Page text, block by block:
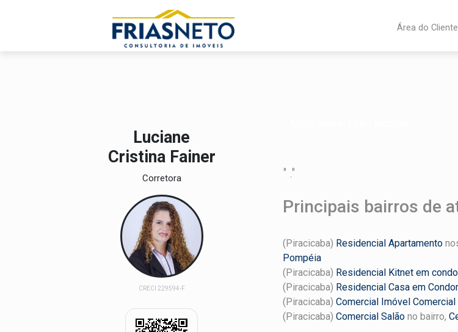
Área do Cliente
Luciane
Cristina Fainer
Corretora
CRECI 229594-F
" ."
Principais bairros de
(Piracicaba) Residencial Apartamento
Pompéia
(Piracicaba) Residencial Kitnet em
(Piracicaba) Residencial Casa em
(Piracicaba) Comercial Imóvel Comercial
(Piracicaba) Comercial Salãono bairro,